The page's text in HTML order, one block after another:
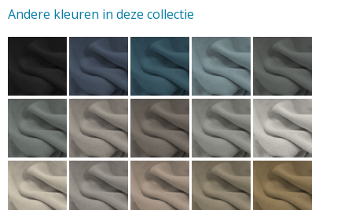
Andere kleuren in deze collectie